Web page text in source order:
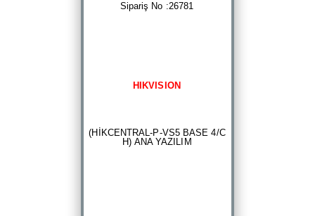
Sipariş No :26781
HIKVISION
(HİKCENTRAL-P-VS5 BASE 4/C
H) ANA YAZILIM